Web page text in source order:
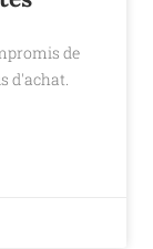
de
d'achat.